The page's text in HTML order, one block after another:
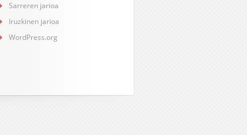
Sarreren jarioa
Iruzkinen jarioa
WordPress.org